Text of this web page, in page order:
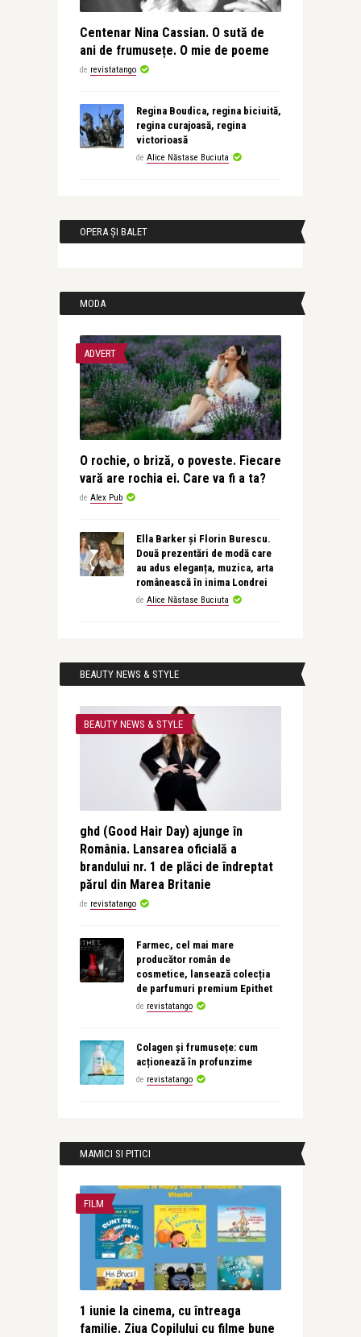
Centenar Nina Cassian. O sută de
ani de frumusețe. O mie de poeme
de revistatango
Regina Boudica, regina biciuită,
regina curajoasă, regina
victorioasă
de Alice Năstase Buciuta
OPERA ȘI BALET
MODA
ADVERT
O rochie, o briză, o poveste. Fiecare
vară are rochia ei. Care va fi a ta?
de Alex Pub
Ella Barker și Florin Burescu.
Două prezentări de modă care
au adus eleganța, muzica, arta
românească în inima Londrei
de Alice Năstase Buciuta
BEAUTY NEWS & STYLE
BEAUTY NEWS & STYLE
ghd (Good Hair Day) ajunge în
România. Lansarea oficială a
brandului nr. 1 de plăci de îndreptat
părul din Marea Britanie
de revistatango
Farmec, cel mai mare
producător român de
cosmetice, lansează colecția
de parfumuri premium Epithet
de revistatango
Colagen și frumusețe: cum
acționează în profunzime
de revistatango
MAMICI SI PITICI
FILM
1 iunie la cinema, cu întreaga
familie. Ziua Copilului cu filme bune